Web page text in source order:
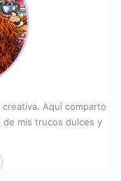
Aquí comparto
de mis trucos dulces y